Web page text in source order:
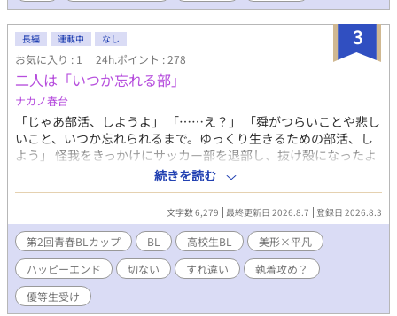
3
長編 連載中 なし
お気に入り : 1 24h.ポイント : 278
二人は「いつか忘れる部」
ナカノ春台
「じゃあ部活、しようよ」 「……え？」 「舜がつらいことや悲し
いこと、いつか忘れられるまで。ゆっくり生きるための部活、し
よう」 怪我をきっかけにサッカー部を退部し、抜け殻になったよ
うに日々を生きていた富士見 舜は、ひょんなきっかけからマイペ
ース自由人・泡瀬 貝に懐かれ、彼の思いつきで「いつか忘れる
部」として活動することになる。 ただの暇つぶしのはずだったは
ずが、誰にも知られないまま寂しさを抱えていた二人は少しずつ
歩み寄り仲を深めていく。膨れ上がっていく貝の感情はやがて友
情を越えた執着になっていって……？ 「舜の一番の仲良しはぼく
じゃないと嫌だ」 「ぼくが一番、舜のことを知ってる。ぼくが一
番、舜を安心させてあげられる。ねえ、そうでしょ」 「ぼくだけ
の、舜でいてよ」 不思議系儚げ美形マイペース攻め×過去を引き
続きを読む
文字数 6,279 最終更新日 2026.8.7 登録日 2026.8.3
第2回青春BLカップ BL 高校生BL
美形×平凡
ハッピーエンド
切ない すれ違い
執着攻め？
優等生受け